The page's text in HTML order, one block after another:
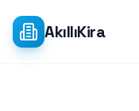
AkıllıKira